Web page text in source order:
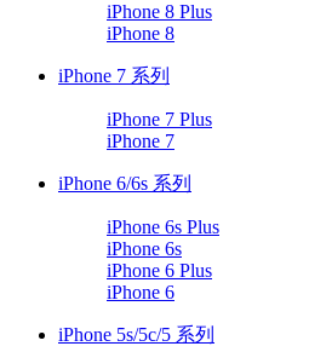
iPhone 8 Plus
iPhone 8
iPhone 7 系列
iPhone 7 Plus
iPhone 7
iPhone 6/6s 系列
iPhone 6s Plus
iPhone 6s
iPhone 6 Plus
iPhone 6
iPhone 5s/5c/5 系列